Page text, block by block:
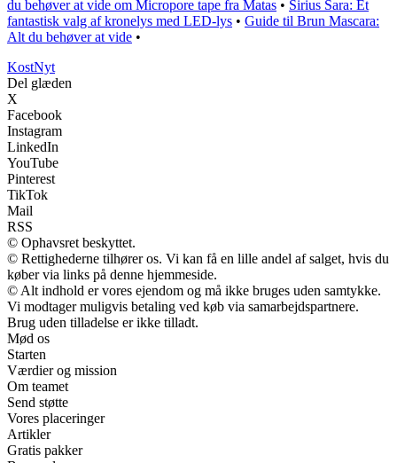
du behøver at vide om Micropore tape fra Matas • Sirius Sara: Et
fantastisk valg af kronelys med LED-lys • Guide til Brun Mascara:
Alt du behøver at vide •
KostNyt
Del glæden
X
Facebook
Instagram
LinkedIn
YouTube
Pinterest
TikTok
Mail
RSS
© Ophavsret beskyttet.
© Rettighederne tilhører os. Vi kan få en lille andel af salget, hvis du
køber via links på denne hjemmeside.
© Alt indhold er vores ejendom og må ikke bruges uden samtykke.
Vi modtager muligvis betaling ved køb via samarbejdspartnere.
Brug uden tilladelse er ikke tilladt.
Mød os
Starten
Værdier og mission
Om teamet
Send støtte
Vores placeringer
Artikler
Gratis pakker